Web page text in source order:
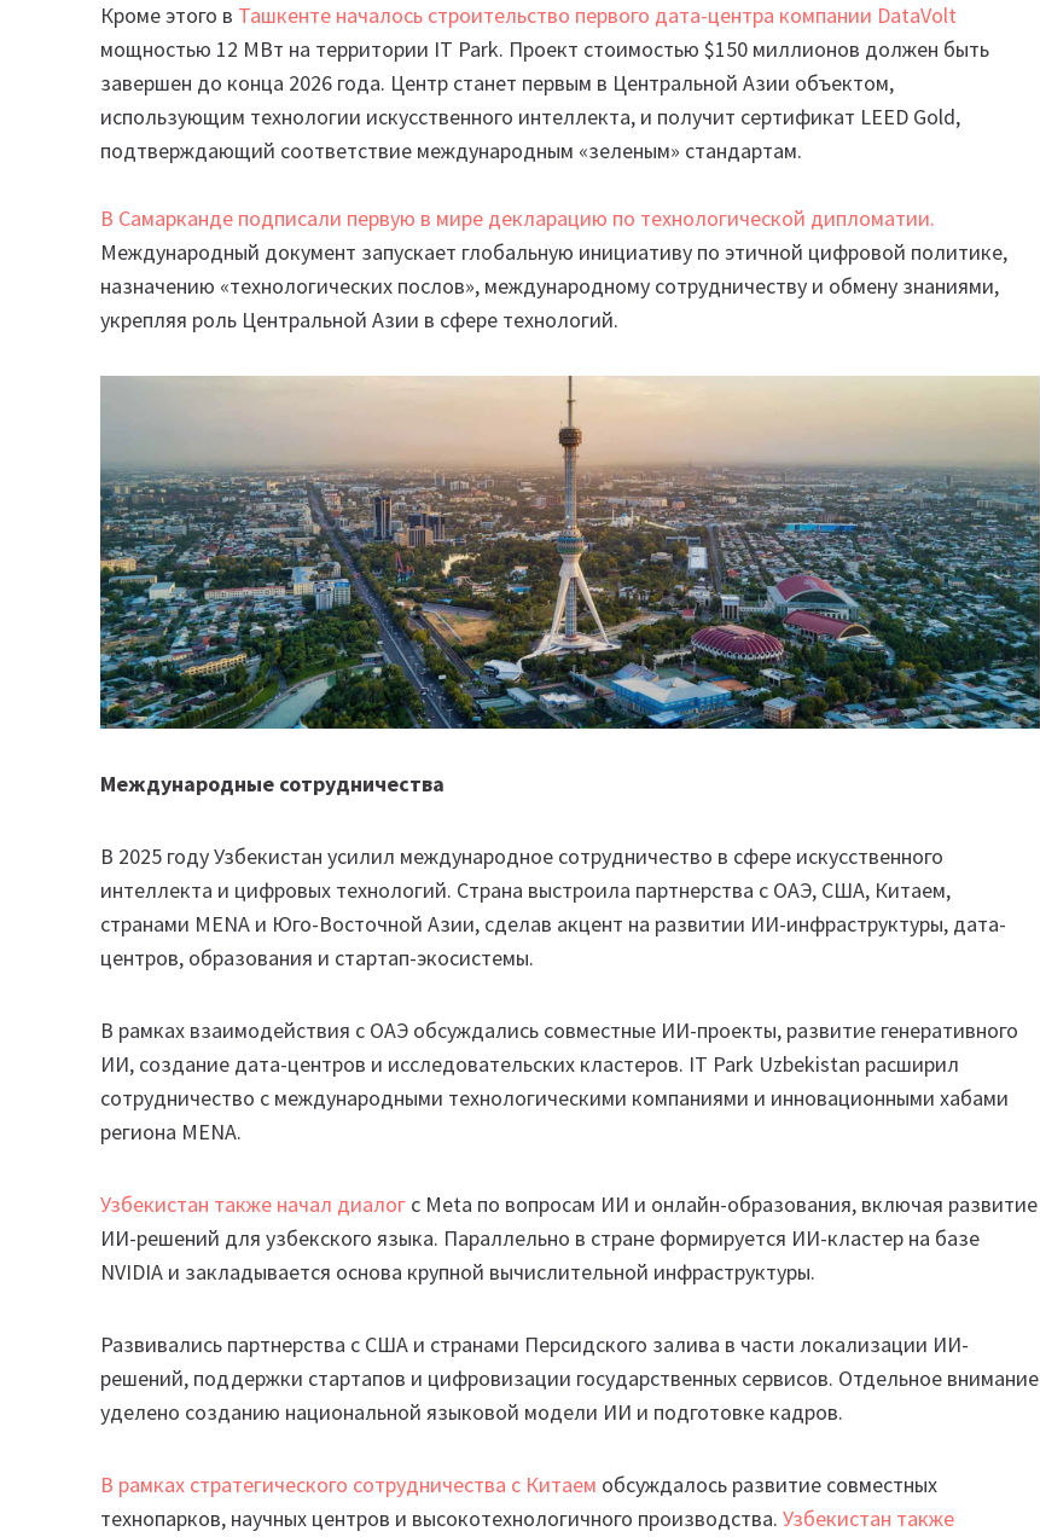
Кроме этого в Ташкенте началось строительство первого дата-центра компании DataVolt
мощностью 12 МВт на территории IT Park. Проект стоимостью $150 миллионов должен быть
завершен до конца 2026 года. Центр станет первым в Центральной Азии объектом,
использующим технологии искусственного интеллекта, и получит сертификат LEED Gold,
подтверждающий соответствие международным «зеленым» стандартам.
В Самарканде подписали первую в мире декларацию по технологической дипломатии.
Международный документ запускает глобальную инициативу по этичной цифровой политике,
назначению «технологических послов», международному сотрудничеству и обмену знаниями,
укрепляя роль Центральной Азии в сфере технологий.
Международные сотрудничества
В 2025 году Узбекистан усилил международное сотрудничество в сфере искусственного
интеллекта и цифровых технологий. Страна выстроила партнерства с ОАЭ, США, Китаем,
странами MENA и Юго-Восточной Азии, сделав акцент на развитии ИИ-инфраструктуры, дата-
центров, образования и стартап-экосистемы.
В рамках взаимодействия с ОАЭ обсуждались совместные ИИ-проекты, развитие генеративного
ИИ, создание дата-центров и исследовательских кластеров. IT Park Uzbekistan расширил
сотрудничество с международными технологическими компаниями и инновационными хабами
региона MENA.
Узбекистан также начал диалог с Meta по вопросам ИИ и онлайн-образования, включая развитие
ИИ-решений для узбекского языка. Параллельно в стране формируется ИИ-кластер на базе
NVIDIA и закладывается основа крупной вычислительной инфраструктуры.
Развивались партнерства с США и странами Персидского залива в части локализации ИИ-
решений, поддержки стартапов и цифровизации государственных сервисов. Отдельное внимание
уделено созданию национальной языковой модели ИИ и подготовке кадров.
В рамках стратегического сотрудничества с Китаем обсуждалось развитие совместных
технопарков, научных центров и высокотехнологичного производства. Узбекистан также